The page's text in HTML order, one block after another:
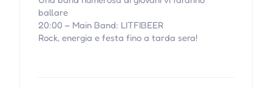
ballare
20:00 – Main Band: LITFIBEER
Rock, energia e festa fino a tarda sera!